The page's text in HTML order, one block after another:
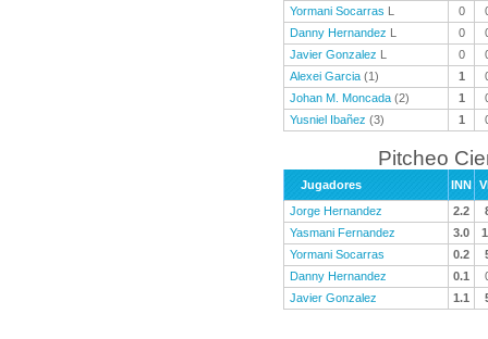
Yormani Socarras L 0
Danny Hernandez L 0
Javier Gonzalez L 0
Alexei Garcia (1) 1
Johan M. Moncada (2) 1
Yusniel Ibañez (3) 1
Pitcheo
Jugadores INN
Jorge Hernandez
2.2
Yasmani Fernandez
3.0
Yormani Socarras
0.2
Danny Hernandez
0.1
Javier Gonzalez
1.1